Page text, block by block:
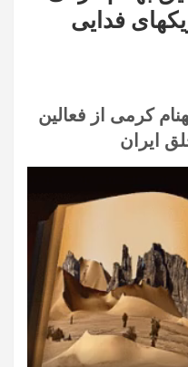
فدایی
کرمی از فعالین
ایران